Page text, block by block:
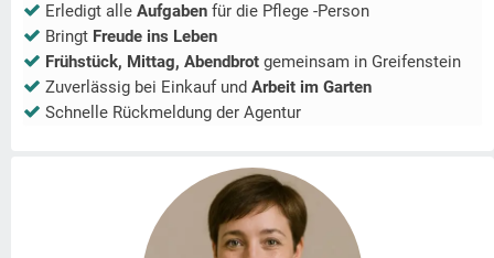
Erledigt alle Aufgaben für die Pflege -Person
Bringt Freude ins Leben
Frühstück, Mittag, Abendbrot gemeinsam in Greifenstein
Zuverlässig bei Einkauf und Arbeit im Garten
Schnelle Rückmeldung der Agentur